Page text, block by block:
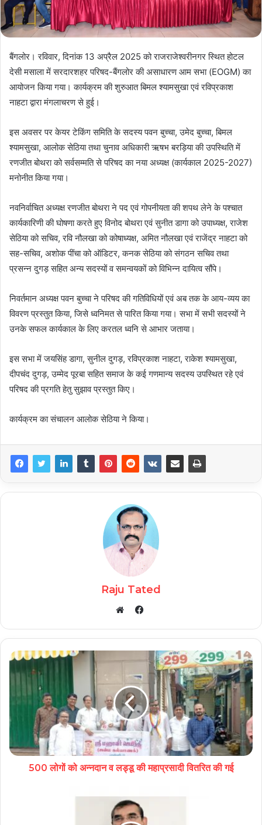
बैंगलोर। रविवार, दिनांक 13 अप्रैल 2025 को राजराजेश्वरीनगर स्थित होटल
देसी मसाला में सरदारशहर परिषद-बैंगलोर की असाधारण आम सभा (EOGM) का
आयोजन किया गया। कार्यक्रम की शुरुआत बिमल श्यामसुखा एवं रविप्रकाश
नाहटा द्वारा मंगलाचरण से हुई।
इस अवसर पर केयर टेकिंग समिति के सदस्य पवन बुच्चा, उमेद बुच्चा, बिमल
श्यामसुखा, आलोक सेठिया तथा चुनाव अधिकारी ऋषभ बरड़िया की उपस्थिति में
रणजीत बोथरा को सर्वसम्मति से परिषद का नया अध्यक्ष (कार्यकाल 2025-2027)
मनोनीत किया गया।
नवनिर्वाचित अध्यक्ष रणजीत बोथरा ने पद एवं गोपनीयता की शपथ लेने के पश्चात
कार्यकारिणी की घोषणा करते हुए विनोद बोथरा एवं सुनीत डागा को उपाध्यक्ष, राजेश
सेठिया को सचिव, रवि नौलखा को कोषाध्यक्ष, अमित नौलखा एवं राजेंद्र नाहटा को
सह-सचिव, अशोक पींचा को ऑडिटर, कनक सेठिया को संगठन सचिव तथा
प्रसन्न दुगड़ सहित अन्य सदस्यों व समन्वयकों को विभिन्न दायित्व सौंपे।
निवर्तमान अध्यक्ष पवन बुच्चा ने परिषद की गतिविधियों एवं अब तक के आय-व्यय का
विवरण प्रस्तुत किया, जिसे ध्वनिमत से पारित किया गया। सभा में सभी सदस्यों ने
उनके सफल कार्यकाल के लिए करतल ध्वनि से आभार जताया।
इस सभा में जयसिंह डागा, सुनील दुगड़, रविप्रकाश नाहटा, राकेश श्यामसुखा,
दीपचंद दुगड़, उम्मेद पूरबा सहित समाज के कई गणमान्य सदस्य उपस्थित रहे एवं
परिषद की प्रगति हेतु सुझाव प्रस्तुत किए।
कार्यक्रम का संचालन आलोक सेठिया ने किया।
Raju Tated
Facebook
500 लोगों को अन्नदान व लड्डू की महाप्रसादी वितरित की गई